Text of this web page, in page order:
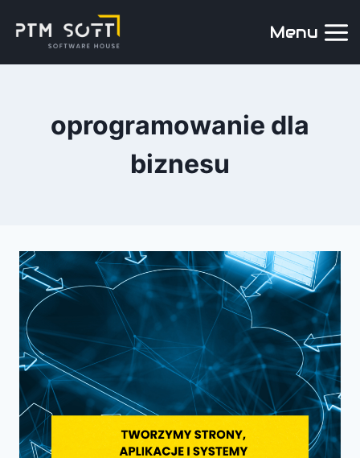
Menu
oprogramowanie dla
biznesu